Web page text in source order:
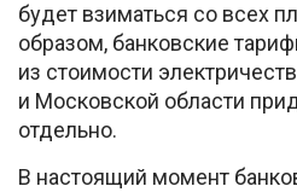
будет взиматься со всех
образом, банковские
из стоимости
и Московской области
отдельно.
В настоящий момент